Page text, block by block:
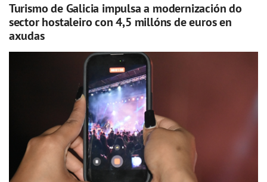
Turismo de Galicia impulsa a modernización do
sector hostaleiro con 4,5 millóns de euros en
axudas